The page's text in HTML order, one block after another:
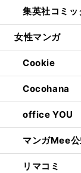
集英社コミッ
女性マンガ
Cookie
Cocohana
office YOU
マンガMee公
リマコミ